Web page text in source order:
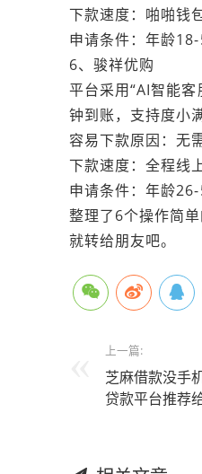
下款速度：啪啪钱
申请条件：年龄
6、骏祥优购
平台采用“AI智能
钟到账，支持度小
容易下款原因：无
下款速度：全程线
申请条件：年龄
整理了6个操作简
就转给朋友吧。
上一篇:
芝麻借款没手
贷款平台推荐